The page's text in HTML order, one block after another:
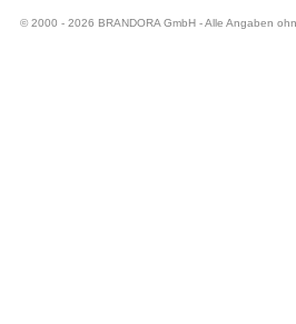
© 2000 - 2026 BRANDORA GmbH - Alle Angaben